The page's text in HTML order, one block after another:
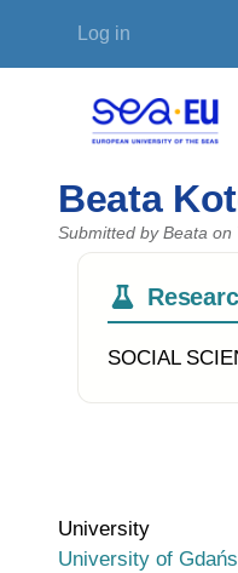
User account
Log in
Beata
Submitted by Beata on
SOCIAL
University
University of